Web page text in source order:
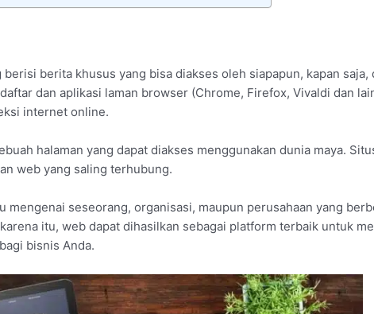
berita khusus yang bisa diakses oleh siapapun, kapan saja,
dan aplikasi laman browser (Chrome, Firefox, Vivaldi dan
internet online.
halaman yang dapat diakses menggunakan dunia maya.
web yang saling terhubung.
mengenai seseorang, organisasi, maupun perusahaan yang
itu, web dapat dihasilkan sebagai platform terbaik untuk
bisnis Anda.